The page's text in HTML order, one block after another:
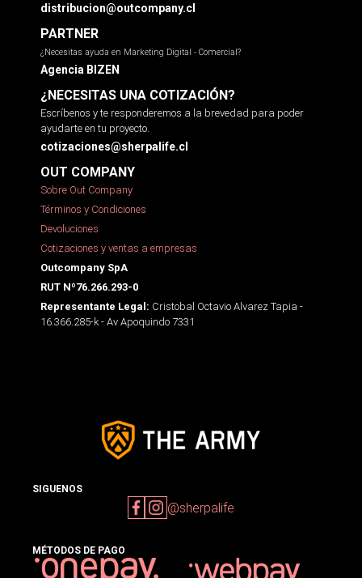
distribucion@outcompany.cl
PARTNER
¿Necesitas ayuda en Marketing Digital - Comercial?
Agencia BIZEN
¿NECESITAS UNA COTIZACIÓN?
Escríbenos y te responderemos a la brevedad para poder
ayudarte en tu proyecto.
cotizaciones@sherpalife.cl
OUT COMPANY
Sobre Out Company
Términos y Condiciones
Devoluciones
Cotizaciones y ventas a empresas
Outcompany SpA
RUT Nº76.266.293-0
Representante Legal: Cristobal Octavio Alvarez Tapia -
16.366.285-k - Av Apoquindo 7331
SIGUENOS
@sherpalife
MÉTODOS DE PAGO